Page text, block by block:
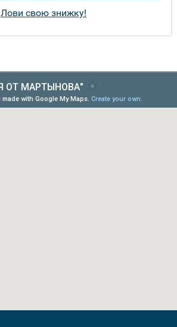
Лови свою знижку!